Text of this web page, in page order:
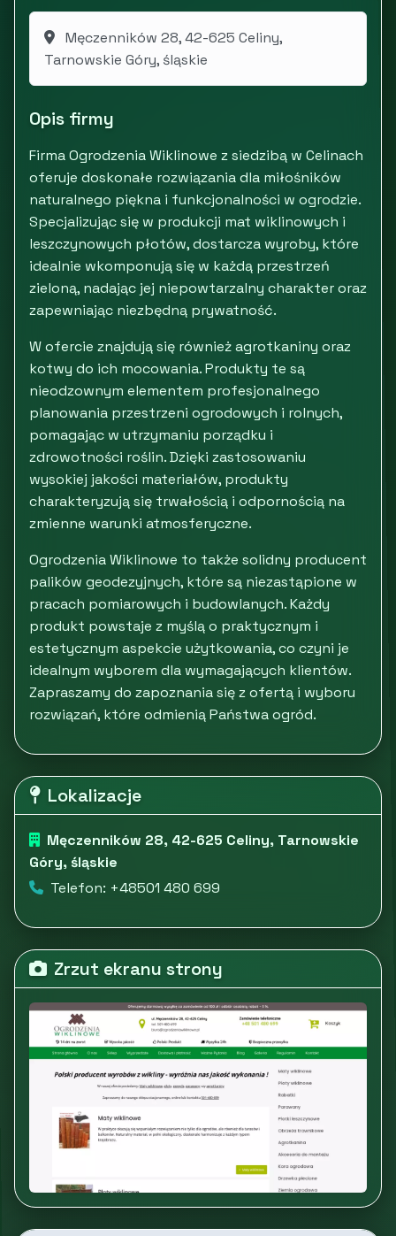
Męczenników 28, 42-625 Celiny,
Tarnowskie Góry, śląskie
Opis firmy
Firma Ogrodzenia Wiklinowe z siedzibą w Celinach
oferuje doskonałe rozwiązania dla miłośników
naturalnego piękna i funkcjonalności w ogrodzie.
Specjalizując się w produkcji mat wiklinowych i
leszczynowych płotów, dostarcza wyroby, które
idealnie wkomponują się w każdą przestrzeń
zieloną, nadając jej niepowtarzalny charakter oraz
zapewniając niezbędną prywatność.
W ofercie znajdują się również agrotkaniny oraz
kotwy do ich mocowania. Produkty te są
nieodzownym elementem profesjonalnego
planowania przestrzeni ogrodowych i rolnych,
pomagając w utrzymaniu porządku i
zdrowotności roślin. Dzięki zastosowaniu
wysokiej jakości materiałów, produkty
charakteryzują się trwałością i odpornością na
zmienne warunki atmosferyczne.
Ogrodzenia Wiklinowe to także solidny producent
palików geodezyjnych, które są niezastąpione w
pracach pomiarowych i budowlanych. Każdy
produkt powstaje z myślą o praktycznym i
estetycznym aspekcie użytkowania, co czyni je
idealnym wyborem dla wymagających klientów.
Zapraszamy do zapoznania się z ofertą i wyboru
rozwiązań, które odmienią Państwa ogród.
Lokalizacje
Męczenników 28, 42-625 Celiny, Tarnowskie
Góry, śląskie
Telefon: +48501 480 699
Zrzut ekranu strony